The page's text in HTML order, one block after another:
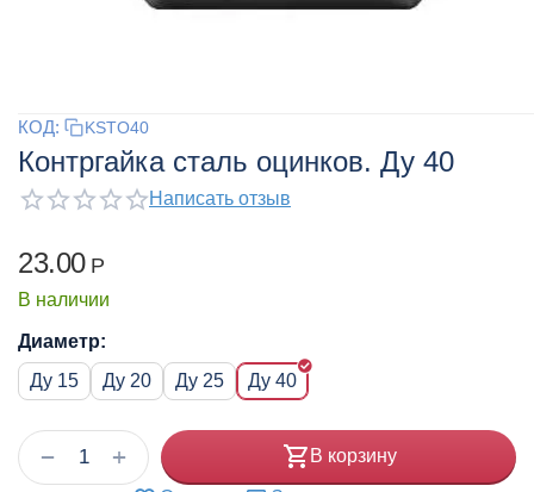
КОД: KSTO40
Контргайка сталь оцинков. Ду 40
Написать отзыв
23.00 Р
В наличии
Диаметр:
Ду 15
Ду 20 Ду 25 Ду 40
+
− В корзину